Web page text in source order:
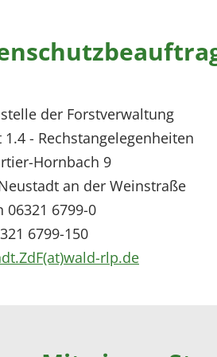
der Forstverwaltung
1.4 - Rechstangelegenheiten
Hornbach 9
an der Weinstraße
06321 6799-0
6799-150
rlp.de